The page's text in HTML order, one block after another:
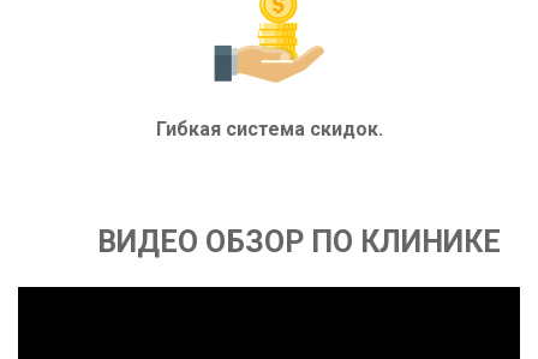
Гибкая система скидок.
ВИДЕО ОБЗОР ПО КЛИНИКЕ